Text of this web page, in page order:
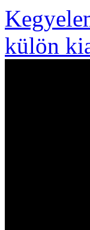
külön